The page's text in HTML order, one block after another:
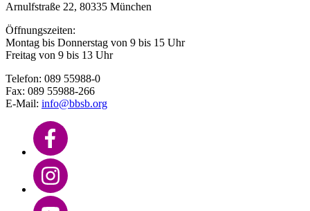
Arnulfstraße 22, 80335 München
Öffnungszeiten:
Montag bis Donnerstag von 9 bis 15 Uhr
Freitag von 9 bis 13 Uhr
Telefon: 089 55988-0
Fax: 089 55988-266
E-Mail: info@bbsb.org